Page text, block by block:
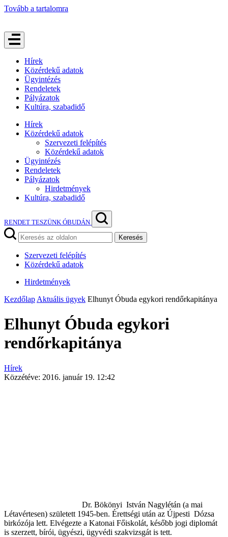
Tovább a tartalomra
Hírek
Közérdekű adatok
Ügyintézés
Rendeletek
Pályázatok
Kultúra, szabadidő
Hírek
Közérdekű adatok
Szervezeti felépítés
Közérdekű adatok
Ügyintézés
Rendeletek
Pályázatok
Hirdetmények
Kultúra, szabadidő
RENDET TESZÜNK ÓBUDÁN
Keresés
Szervezeti felépítés
Közérdekű adatok
Hirdetmények
Kezdőlap Aktuális ügyek Elhunyt Óbuda egykori rendőrkapitánya
Elhunyt Óbuda egykori
rendőrkapitánya
Hírek
Közzétéve: 2016. január 19. 12:42
Dr. Bökönyi István Nagylétán (a mai
Létavértesen) született 1945-ben. Érettségi után az Újpesti Dózsa
birkózója lett. Elvégezte a Katonai Főiskolát, később jogi diplomát
is szerzett, bírói, ügyészi, ügyvédi szakvizsgát is tett.